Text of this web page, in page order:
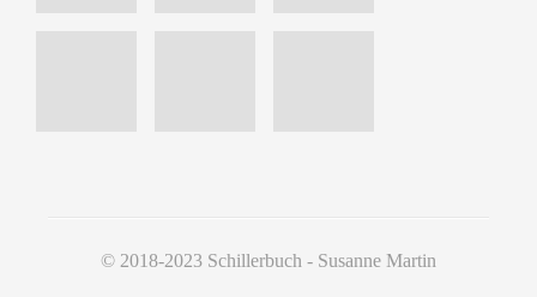
© 2018-2023 Schillerbuch - Susanne Martin